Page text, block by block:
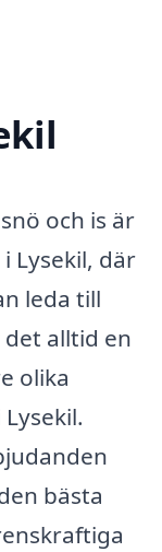
och is är
Lysekil, där
leda till
alltid en
olika
bästa